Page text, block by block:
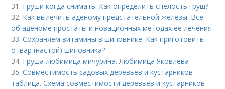
31. Груши когда снимать. Как определить спелость груш?
32. Как вылечить аденому предстательной железы. Все
об аденоме простаты и новационных методах ее лечения
33.Сохраняем витамины в шиповнике. Как приготовить
отвар (настой) шиповника?
34. Груша любимица мичурина. Любимица Яковлева
35.Совместимость садовых деревьев и кустарников
таблица. Схема совместимости деревьев и кустарников